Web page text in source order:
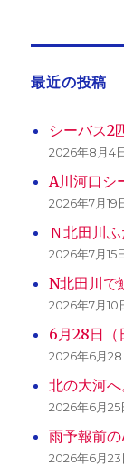
最近の投稿
シーバス2
2026年8月4
A川河口シ
2026年7月19
Ｎ北田川ふ
2026年7月15
N北田川で
2026年7月10
6月28日（
2026年6月28
北の大河へ
2026年6月25
雨予報前
2026年6月23